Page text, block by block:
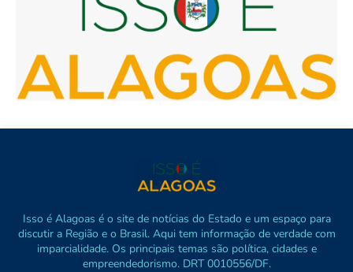
Isso é Alagoas é o site de notícias do Estado e um espaço para
discutir a Região e o Brasil. Aqui tem informação de verdade com
imparcialidade. Os principais temas são política, cidades e
empreendedorismo. DRT 0010556/DF.